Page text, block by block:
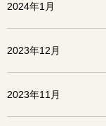
2024年1月
2023年12月
2023年11月